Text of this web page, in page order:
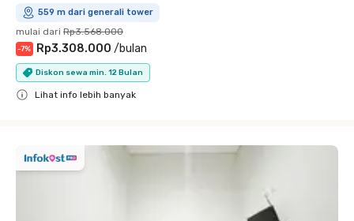
559 m dari generali tower
mulai dari Rp3.568.000
-7% Rp3.308.000 /bulan
Diskon sewa min. 12 Bulan
Lihat info lebih banyak